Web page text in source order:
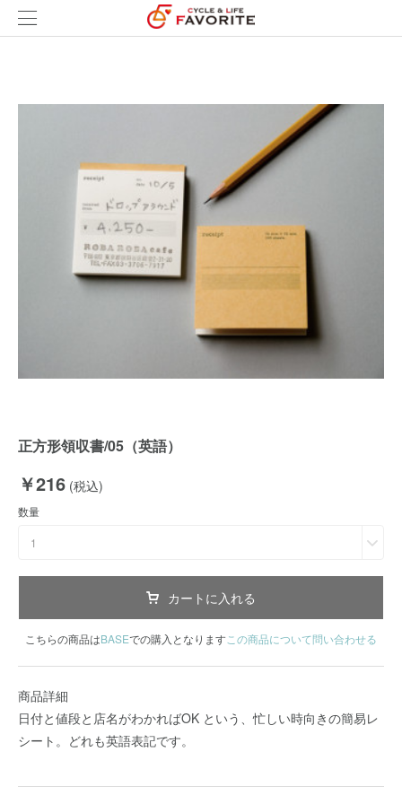
正方形領収書/05（英語）
￥216 (税込)
数量
1
カートに入れる
こちらの商品はBASEでの購入となりますこの商品について問い合わせる
商品詳細
日付と値段と店名がわかればOK という、忙しい時向きの簡易レ
シート。どれも英語表記です。